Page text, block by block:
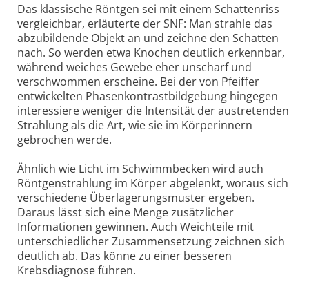
Das klassische Röntgen sei mit einem Schattenriss
vergleichbar, erläuterte der SNF: Man strahle das
abzubildende Objekt an und zeichne den Schatten
nach. So werden etwa Knochen deutlich erkennbar,
während weiches Gewebe eher unscharf und
verschwommen erscheine. Bei der von Pfeiffer
entwickelten Phasenkontrastbildgebung hingegen
interessiere weniger die Intensität der austretenden
Strahlung als die Art, wie sie im Körperinnern
gebrochen werde.
Ähnlich wie Licht im Schwimmbecken wird auch
Röntgenstrahlung im Körper abgelenkt, woraus sich
verschiedene Überlagerungsmuster ergeben.
Daraus lässt sich eine Menge zusätzlicher
Informationen gewinnen. Auch Weichteile mit
unterschiedlicher Zusammensetzung zeichnen sich
deutlich ab. Das könne zu einer besseren
Krebsdiagnose führen.